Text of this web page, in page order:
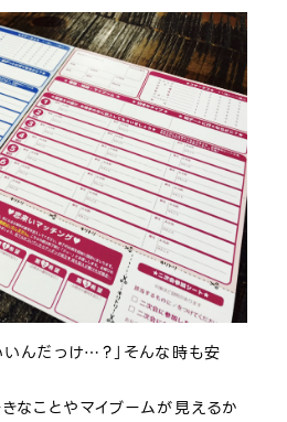
んだっけ…？」そんな時も安
なことやマイブームが見えるか